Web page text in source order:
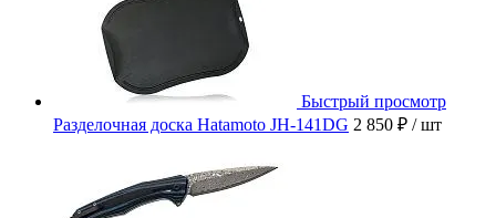
Быстрый просмотр
Разделочная доска Hatamoto JH-141DG 2 850 ₽ / шт